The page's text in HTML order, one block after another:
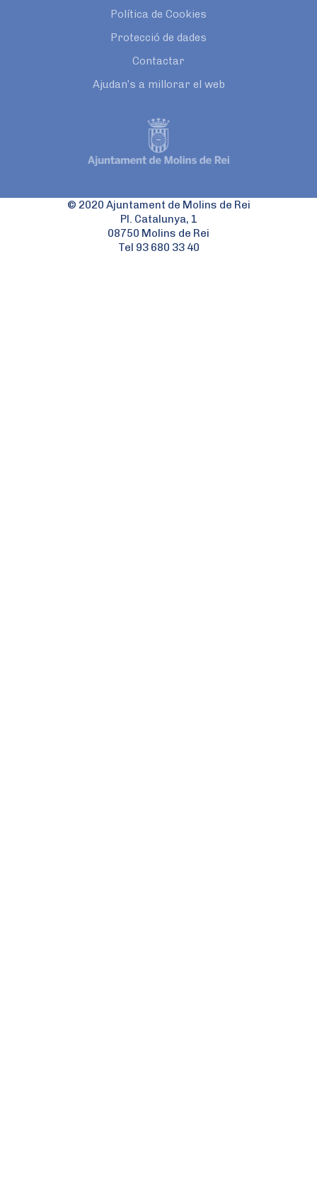
Política de Cookies
Protecció de dades
Contactar
Ajudan’s a millorar el web
© 2020 Ajuntament de Molins de Rei
Pl. Catalunya, 1
08750 Molins de Rei
Tel 93 680 33 40